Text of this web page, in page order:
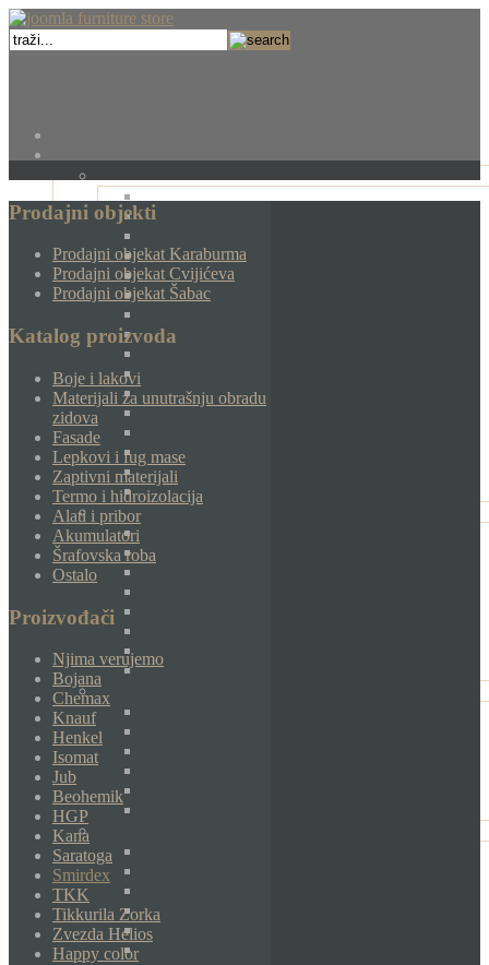
Prodajni objekti
Prodajni objekat Karaburma
Prodajni objekat Cvijićeva
Prodajni objekat Šabac
Katalog proizvoda
Boje i lakovi
Materijali za unutrašnju obradu
zidova
Fasade
Lepkovi i fug mase
Zaptivni materijali
Termo i hidroizolacija
Alati i pribor
Akumulatori
Šrafovska roba
Ostalo
Proizvođači
Njima verujemo
Bojana
Chemax
Knauf
Henkel
Isomat
Jub
Beohemik
HGP
Kana
Saratoga
Smirdex
TKK
Tikkurila Zorka
Zvezda Helios
Happy color